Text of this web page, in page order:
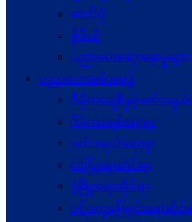
ဓာတ်ပုံ
ဗွီဒီယို
ပညာပေးဆွေးနွေးမှုများ
ပညာပေးအစီအစဉ်
ဒီမိုကရေစီနှင့်ဖက်ဒရ
ဒီမိုကရေစီရေးရာ
ဖက်ဒရယ်ရေးရာ
လုံခြုံရေးဆိုင်ရာ
ဖွံဖြိုးရေးဆိုင်ရာ
ပဋိပက္ခ‌ဖြေရှင်းရေးဆိုင်